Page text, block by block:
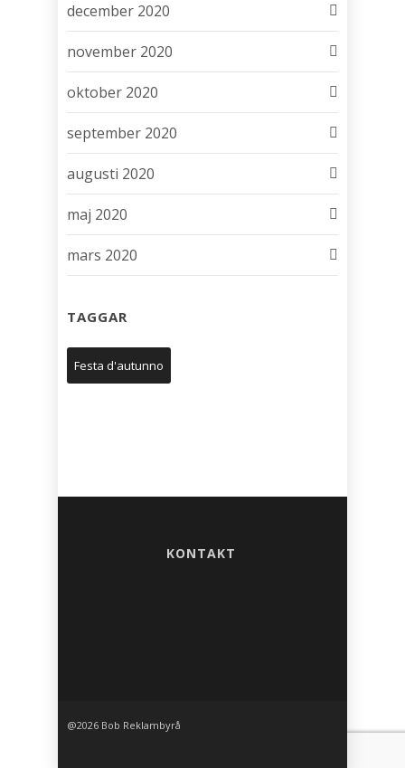
december 2020
november 2020
oktober 2020
september 2020
augusti 2020
maj 2020
mars 2020
TAGGAR
Festa d'autunno
KONTAKT
@2026 Bob Reklambyrå